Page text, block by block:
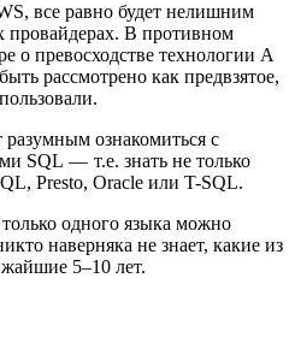
все равно будет нелишним
провайдерах. В противном
о превосходстве технологии А
рассмотрено как предвзятое,
ознакомиться с
SQL — т.е. знать не только
Presto, Oracle или T-SQL.
одного языка можно
наверняка не знает, какие из
5–10 лет.